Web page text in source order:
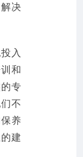
决
入
和
专
不
养
建